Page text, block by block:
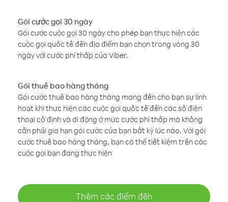
Gói cước gọi 30 ngày
Gói cước cuộc gọi 30 ngày cho phép bạn thực hiện các
cuộc gọi quốc tế đến địa điểm bạn chọn trong vòng 30
ngày với cước phí thấp của Viber.
Gói thuê bao hàng tháng
Gói cước thuê bao hàng tháng mang đến cho bạn sự linh
hoạt khi thực hiện các cuộc gọi quốc tế đến các số điện
thoại cố định và di động ở mức cước phí thấp mà không
cần phải gia hạn gói cước của bạn bất kỳ lúc nào. Với gói
cước thuê bao hàng tháng, bạn có thể tiết kiệm trên các
cuộc gọi bạn đang thực hiện
Thêm các điểm đến